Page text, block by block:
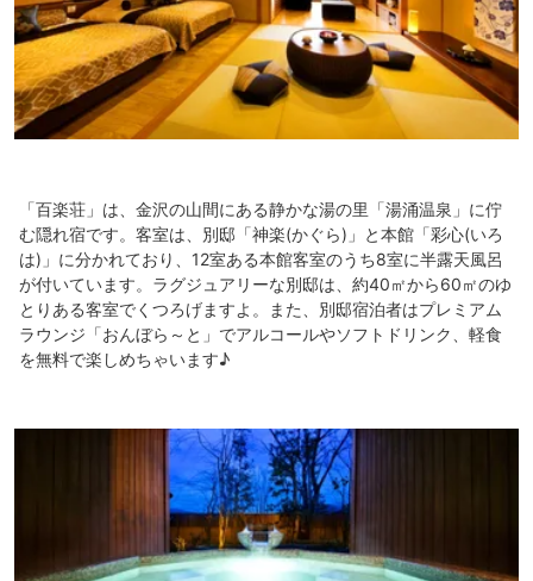
「百楽荘」は、金沢の山間にある静かな湯の里「湯涌温泉」に佇
む隠れ宿です。客室は、別邸「神楽(かぐら)」と本館「彩心(いろ
は)」に分かれており、12室ある本館客室のうち8室に半露天風呂
が付いています。ラグジュアリーな別邸は、約40㎡から60㎡のゆ
とりある客室でくつろげますよ。また、別邸宿泊者はプレミアム
ラウンジ「おんぼら～と」でアルコールやソフトドリンク、軽食
を無料で楽しめちゃいます♪